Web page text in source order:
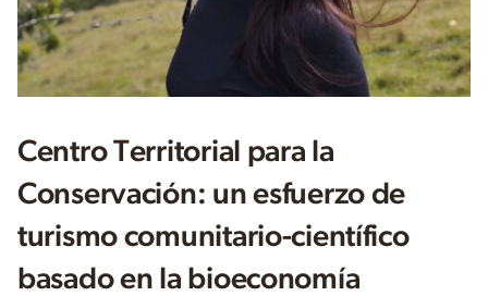
Centro Territorial para la
Conservación: un esfuerzo de
turismo comunitario-científico
basado en la bioeconomía